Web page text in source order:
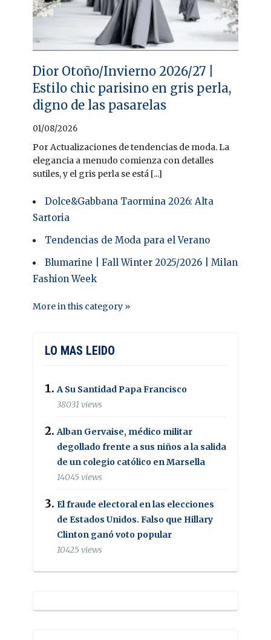
Dior Otoño/Invierno 2026/27 |
Estilo chic parisino en gris perla,
digno de las pasarelas
01/08/2026
Por Actualizaciones de tendencias de moda. La
elegancia a menudo comienza con detalles
sutiles, y el gris perla se está [...]
Dolce&Gabbana Taormina 2026: Alta
Sartoria
Tendencias de Moda para el Verano
Blumarine | Fall Winter 2025/2026 | Milan
Fashion Week
More in this category »
LO MAS LEIDO
A Su Santidad Papa Francisco
38031 views
Alban Gervaise, médico militar
degollado frente a sus niños a la salida
de un colegio católico en Marsella
14045 views
El fraude electoral en las elecciones
de Estados Unidos. Falso que Hillary
Clinton ganó voto popular
10425 views